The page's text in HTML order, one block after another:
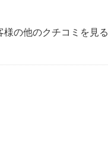
様の他のクチコミを見る